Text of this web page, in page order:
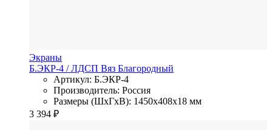
Экраны
Б.ЭКР-4 / ЛДСП Вяз Благородный
Артикул: Б.ЭКР-4
Производитель: Россия
Размеры (ШхГхВ): 1450x408x18 мм
3 394 ₽